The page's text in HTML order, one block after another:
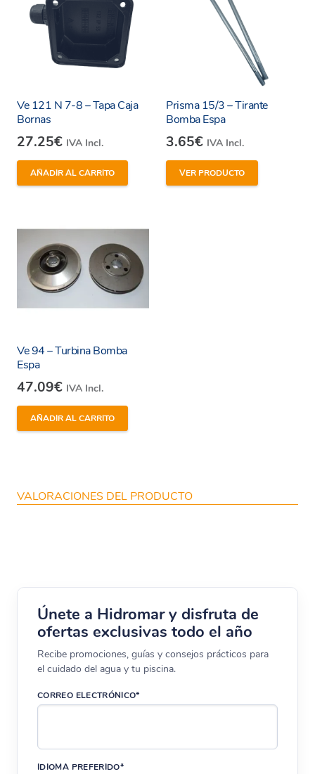
Ve 121 N 7-8 – Tapa Caja
Bornas
27.25€ IVA Incl.
AÑADIR AL CARRITO
Prisma 15/3 – Tirante
Bomba Espa
3.65€ IVA Incl.
VER PRODUCTO
Ve 94 – Turbina Bomba
Espa
47.09€ IVA Incl.
AÑADIR AL CARRITO
VALORACIONES DEL PRODUCTO
Únete a Hidromar y disfruta de
ofertas exclusivas todo el año
Recibe promociones, guías y consejos prácticos para
el cuidado del agua y tu piscina.
CORREO ELECTRÓNICO*
IDIOMA PREFERIDO*